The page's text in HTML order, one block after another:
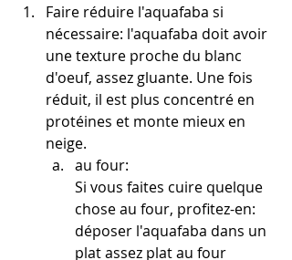
Faire réduire l'aquafaba si
nécessaire: l'aquafaba doit avoir
une texture proche du blanc
d'oeuf, assez gluante. Une fois
réduit, il est plus concentré en
protéines et monte mieux en
neige.
au four:
Si vous faites cuire quelque
chose au four, profitez-en:
déposer l'aquafaba dans un
plat assez plat au four